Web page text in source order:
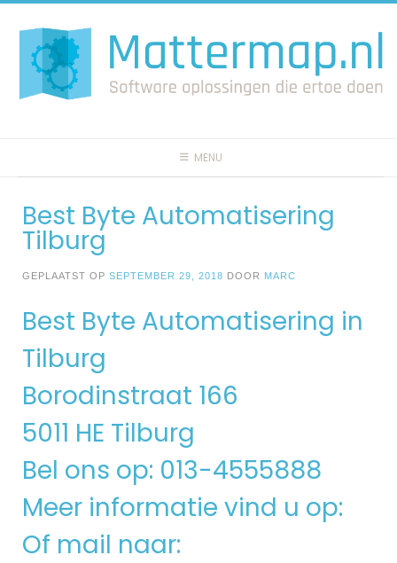
naar
inhoud
MENU
Best Byte Automatisering
Tilburg
GEPLAATST OP SEPTEMBER 29, 2018 DOOR MARC
Best Byte Automatisering in
Tilburg
Borodinstraat 166
5011 HE Tilburg
Bel ons op: 013-4555888
Meer informatie vind u op:
Of mail naar: